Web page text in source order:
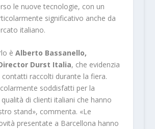
le nuove tecnologie, con un
significativo anche da
italiano.
è Alberto Bassanello,
Durst Italia, che evidenzia
contatti raccolti durante la fiera.
soddisfatti per la
di clienti italiani che hanno
stand», commenta. «Le
presentate a Barcellona hanno